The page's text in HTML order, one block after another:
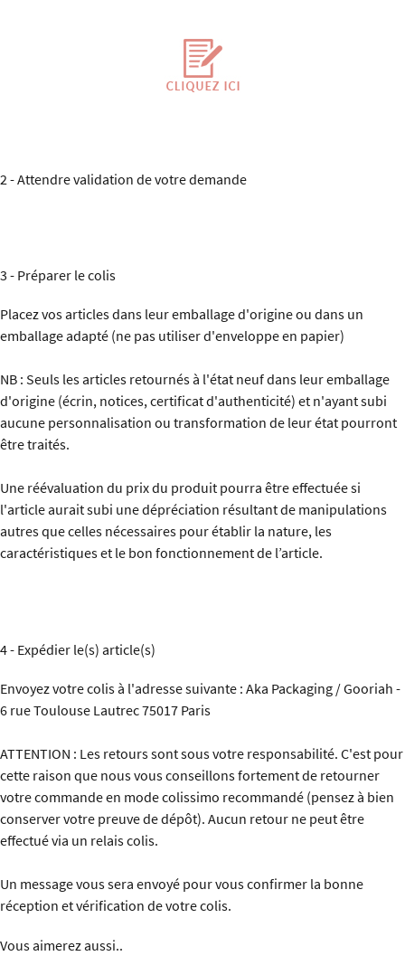
2 - Attendre validation de votre demande
3 - Préparer le colis
Placez vos articles dans leur emballage d'origine ou dans un
emballage adapté (ne pas utiliser d'enveloppe en papier)
NB : Seuls les articles retournés à l'état neuf dans leur emballage
d'origine (écrin, notices, certificat d'authenticité) et n'ayant subi
aucune personnalisation ou transformation de leur état pourront
être traités.
Une réévaluation du prix du produit pourra être effectuée si
l'article aurait subi une dépréciation résultant de manipulations
autres que celles nécessaires pour établir la nature, les
caractéristiques et le bon fonctionnement de l’article.
4 - Expédier le(s) article(s)
Envoyez votre colis à l'adresse suivante : Aka Packaging / Gooriah -
6 rue Toulouse Lautrec 75017 Paris
ATTENTION : Les retours sont sous votre responsabilité. C'est pour
cette raison que nous vous conseillons fortement de retourner
votre commande en mode colissimo recommandé (pensez à bien
conserver votre preuve de dépôt). Aucun retour ne peut être
effectué via un relais colis.
Un message vous sera envoyé pour vous confirmer la bonne
réception et vérification de votre colis.
Vous aimerez aussi..